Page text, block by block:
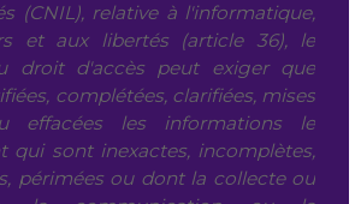
(CNIL), relative à l'informatique,
et aux libertés (article 36), le
droit d'accès peut exiger que
complétées, clarifiées, mises
effacées les informations le
qui sont inexactes, incomplètes,
périmées ou dont la collecte ou